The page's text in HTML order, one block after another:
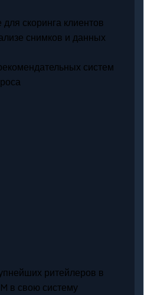
скоринга клиентов
снимков и данных
систем
ритейлеров в
в свою систему